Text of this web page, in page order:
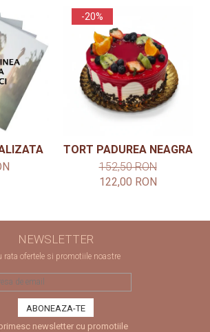
-20%
TORT PADUREA NEAGRA
152,50 RON
122,00 RON
NEWSLETTER
rata ofertele si promotiile noastre
newsletter cu promotiile